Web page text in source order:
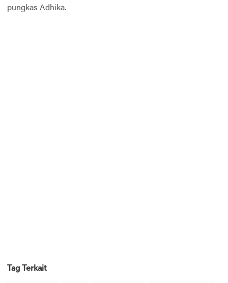
pungkas Adhika.
Tag Terkait